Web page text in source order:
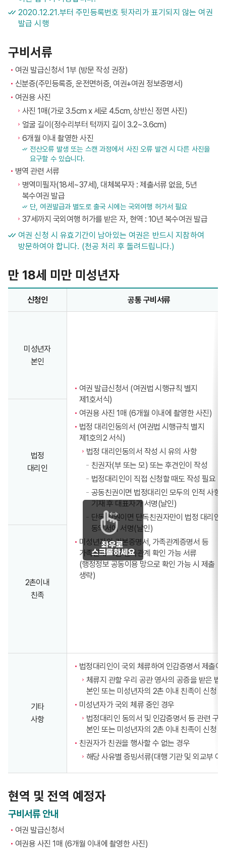
2020.12.21.부터 주민등록번호 뒷자리가 표기되지 않는 여권
발급 시행
구비서류
여권 발급신청서 1부 (방문 작성 권장)
신분증(주민등록증, 운전면허증, 여권+여권 정보증명서)
여권용 사진
사진 1매(가로 3.5cm x 세로 4.5cm, 상반신 정면 사진)
얼굴 길이(정수리부터 턱까지 길이 3.2~3.6cm)
6개월 이내 촬영한 사진
전산오류 발생 또는 스캔 과정에서 사진 오류 발견 시 다른 사진을
요구할 수 있습니다.
병역 관련 서류
병역미필자(18세~37세), 대체복무자 : 제출서류 없음, 5년
복수여권 발급
단, 여권발급과 별도로 출국 시에는 국외여행 허가서 필요
37세까지 국외여행 허가를 받은 자, 현역 : 10년 복수여권 발급
여권 신청 시 유효기간이 남아있는 여권은 반드시 지참하여
방문하여야 합니다. (천공 처리 후 돌려드립니다.)
만 18세 미만 미성년자
만 18세 미만 미성년자 - 신청인, 공통 구비서류, 추가 구비서류 정보제공
신청인 공통 구비서류
미성년자
본인
여권 발급신청서 (여권법 시행규칙 별지
제1호서식)
여권용 사진 1매 (6개월 이내에 촬영한 사진)
법정 대리인동의서 (여권법 시행규칙 별지
제1호의2 서식)
법정 대리인동의서 작성 시 유의 사항
친권자(부 또는 모) 또는 후견인이 작성
법정대리인이 직접 신청할 때도 작성 필요
공동친권이면 법정대리인 모두의 인적 사항
기재 후 대표자가 서명(날인)
단독 친권이면 단독친권자만이 법정 대리인
동의서에 서명(날인)
미성년자의 기본증명서, 가족관계증명서 등
가족관계 또는 친족관계 확인 가능 서류
(행정정보 공동이용 망으로 확인 가능 시 제출
생략)
법정
대리인
2촌이내
친족
기타
사항
법정대리인이 국외 체류하여 인감증명서 제출이
체류지 관할 우리 공관 영사의 공증을 받은 법
본인 또는 미성년자의 2촌 이내 친족이 신청
미성년자가 국외 체류 중인 경우
법정대리인 동의서 및 인감증명서 등 관련 구
본인 또는 미성년자의 2촌 이내 친족이 신청
친권자가 친권을 행사할 수 없는 경우
해당 사유별 증빙서류(대행 기관 및 외교부
현역 및 전역 예정자
구비서류 안내
여권 발급신청서
여권용 사진 1매 (6개월 이내에 촬영한 사진)